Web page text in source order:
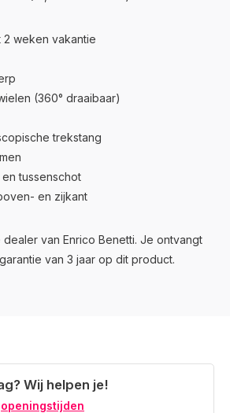
2 weken vakantie
(360° draaibaar)
trekstang
tussenschot
en zijkant
van Enrico Benetti. Je ontvangt
van 3 jaar op dit product.
Wij helpen je!
openingstijden